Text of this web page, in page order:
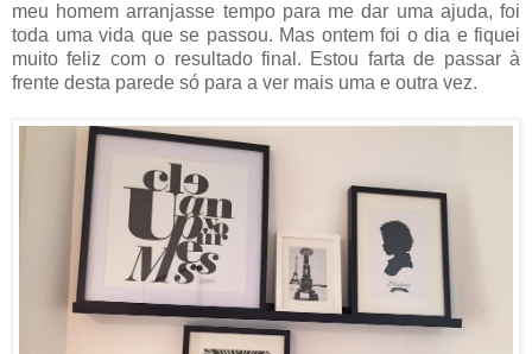
meu homem arranjasse tempo para me dar uma ajuda, foi
toda uma vida que se passou. Mas ontem foi o dia e fiquei
muito feliz com o resultado final. Estou farta de passar à
frente desta parede só para a ver mais uma e outra vez.